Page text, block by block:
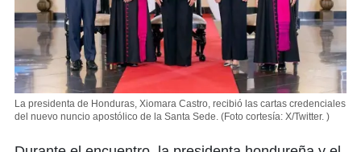
La presidenta de Honduras, Xiomara Castro, recibió las cartas credenciales
del nuevo nuncio apostólico de la Santa Sede. (Foto cortesía: X/Twitter. )